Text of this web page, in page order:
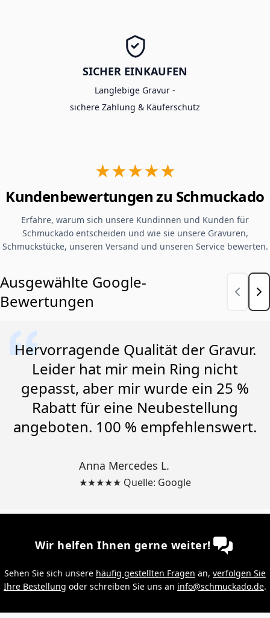
SICHER EINKAUFEN
Langlebige Gravur -
sichere Zahlung & Käuferschutz
★★★★★
Kundenbewertungen zu Schmuckado
Erfahre, warum sich unsere Kundinnen und Kunden für
Schmuckado entscheiden und wie sie unsere Gravuren,
Schmuckstücke, unseren Versand und unseren Service bewerten.
Ausgewählte Google-
Bewertungen
Hervorragende Qualität der Gravur.
Leider hat mir mein Ring nicht
gepasst, aber mir wurde ein 25 %
Rabatt für eine Neubestellung
angeboten. 100 % empfehlenswert.
Anna Mercedes L.
★★★★★ Quelle: Google
Wir helfen Ihnen gerne weiter!
Sehen Sie sich unsere häufig gestellten Fragen an, verfolgen Sie
Ihre Bestellung oder schreiben Sie uns an info@schmuckado.de.